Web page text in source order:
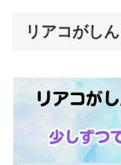
リアコがし